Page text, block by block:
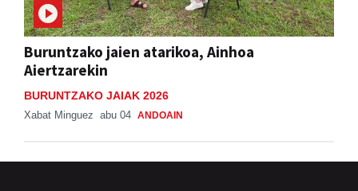
Buruntzako jaien atarikoa, Ainhoa
Aiertzarekin
BURUNTZAKO JAIAK 2026
Xabat Minguez abu 04 ANDOAIN